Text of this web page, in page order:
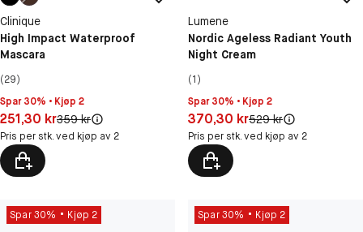
Clinique
High Impact Waterproof
Mascara
(29)
Spar 30% • Kjøp 2
Pris: 251,30 kr
251,30 krOriginal pris:
359 kr
Pris per stk. ved kjøp av 2
Lumene
Nordic Ageless Radiant Youth
Night Cream
(1)
Spar 30% • Kjøp 2
Pris: 370,30 kr
370,30 krOriginal pris:
529 kr
Pris per stk. ved kjøp av 2
Spar 30% Kjøp 2 Spar 30% Kjøp 2